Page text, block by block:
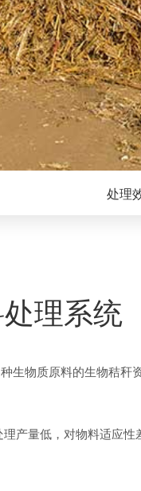
处理
理系统
生物质原料的生物秸
产量低，对物料适应